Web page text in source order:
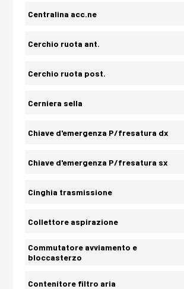
Centralina acc.ne
Cerchio ruota ant.
Cerchio ruota post.
Cerniera sella
Chiave d'emergenza P/fresatura dx
Chiave d'emergenza P/fresatura sx
Cinghia trasmissione
Collettore aspirazione
Commutatore avviamento e
bloccasterzo
Contenitore filtro aria